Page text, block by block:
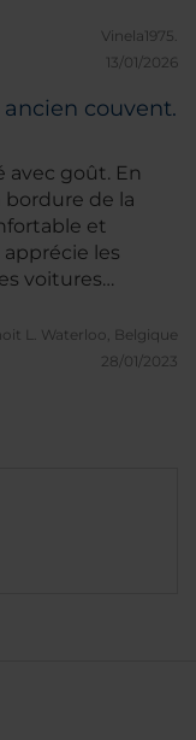
qui est tout
est vraiment
calme, l'espace.
reposant
un personnel
de sport sont
à dire de négatif
coup on y est
Vinela1975.
13/01/2026
couvent.
avec goût. En
bordure de la
et
les
voitures
L. Waterloo, Belgique
28/01/2023